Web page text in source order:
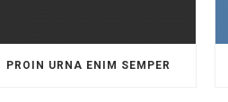
PROIN URNA ENIM SEMPER